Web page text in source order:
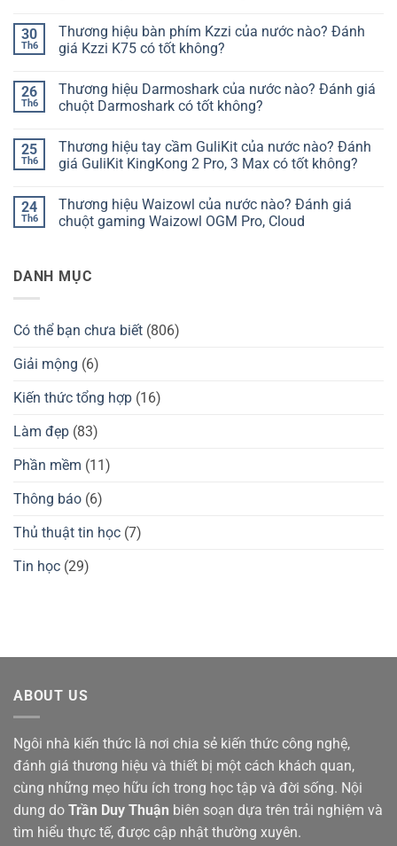
bình
luận
ở
bàn
phím
Chilkey
nào?
Đánh
giá
có
tốt
không?
30
Th6
Thương hiệu bàn phím Kzzi của nước nào? Đánh
giá Kzzi K75 có tốt không?
bình
luận
ở
bàn
phím
Kzzi
nào?
Đánh
giá
tốt
không?
26
Th6
Thương hiệu Darmoshark của nước nào? Đánh giá
chuột Darmoshark có tốt không?
bình
luận
ở
Darmoshark
của
nước
chuột
Darmoshark
25
Th6
Thương hiệu tay cầm GuliKit của nước nào? Đánh
giá GuliKit KingKong 2 Pro, 3 Max có tốt không?
bình
luận
ở
cầm
GuliKit
Đánh
KingKong
3
tốt
24
Th6
Thương hiệu Waizowl của nước nào? Đánh giá
chuột gaming Waizowl OGM Pro, Cloud
luận
ở
của
Đánh
gaming
OGM
Pro,
DANH MỤC
Có thể bạn chưa biết (806)
Giải mộng (6)
Kiến thức tổng hợp (16)
Làm đẹp (83)
Phần mềm (11)
Thông báo (6)
Thủ thuật tin học (7)
Tin học (29)
ABOUT US
Ngôi nhà kiến thức là nơi chia sẻ kiến thức công nghệ,
đánh giá thương hiệu và thiết bị một cách khách quan,
cùng những mẹo hữu ích trong học tập và đời sống. Nội
dung do Trần Duy Thuận biên soạn dựa trên trải nghiệm và
tìm hiểu thực tế, được cập nhật thường xuyên.